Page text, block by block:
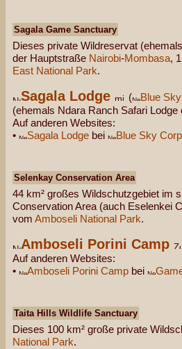
Sagala Game Sanctuary
Dieses private Wildreservat
der Hauptstraße Nairobi-Mombasa,
East National Park.
Sagala Lodge ( Blue
(ehemals Ndara Ranch Safari
Auf anderen Websites:
•
Sagala Lodge bei Blue Sky
Selenkay Conservation Area
44 km² großes Wildschutzgebiet im
Conservation Area (auch Eselenkei
vom Amboseli National Park.
Amboseli Porini Camp
Auf anderen Websites:
•
Amboseli Porini Camp bei
Taita Hills Wildlife Sanctuary
Dieses 100 km² große private
National Park.